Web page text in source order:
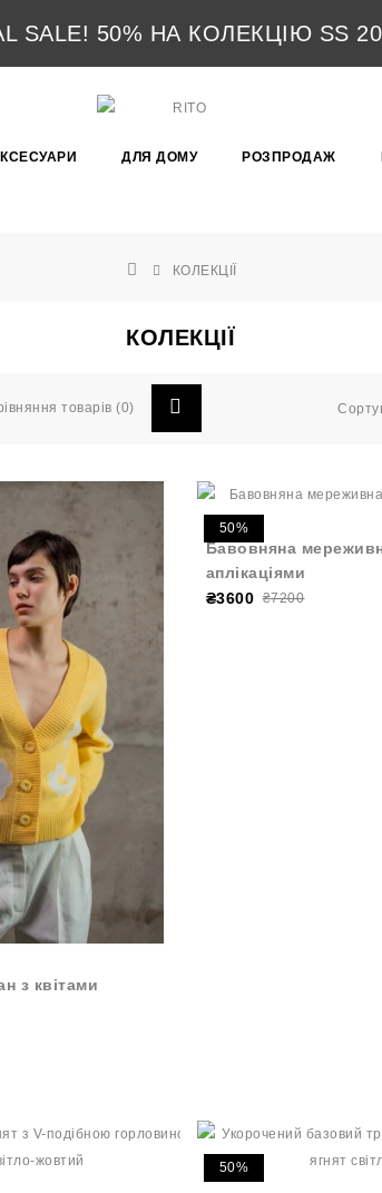
SALE! 50% НА КОЛЕКЦІЮ SS
ДЛЯ ДОМУ РОЗПРОДАЖ
КОЛЕКЦІЇ
КОЛЕКЦІЇ
товарів (0)
з квітами
50%
Бавовняна
аплікаціями
₴3600 ₴7200
50%